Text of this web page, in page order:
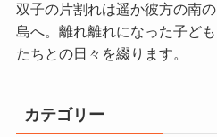
双子の片割れは遥か彼方の南の
島へ。離れ離れになった子ども
たちとの日々を綴ります。
カテゴリー